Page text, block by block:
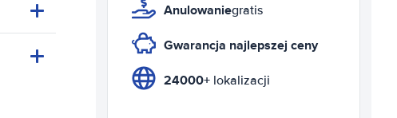
Anulowaniegratis
Gwarancja najlepszej ceny
24000+ lokalizacji